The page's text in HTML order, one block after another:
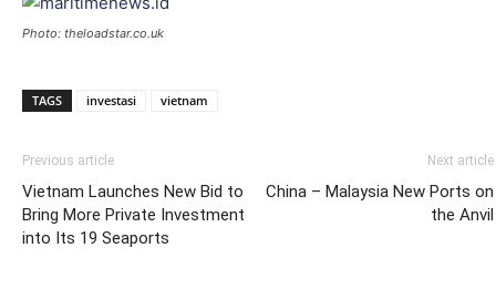
Photo: theloadstar.co.uk
TAGS investasi vietnam
Previous article
Vietnam Launches New Bid to
Bring More Private Investment
into Its 19 Seaports
Next article
China – Malaysia New Ports on
the Anvil